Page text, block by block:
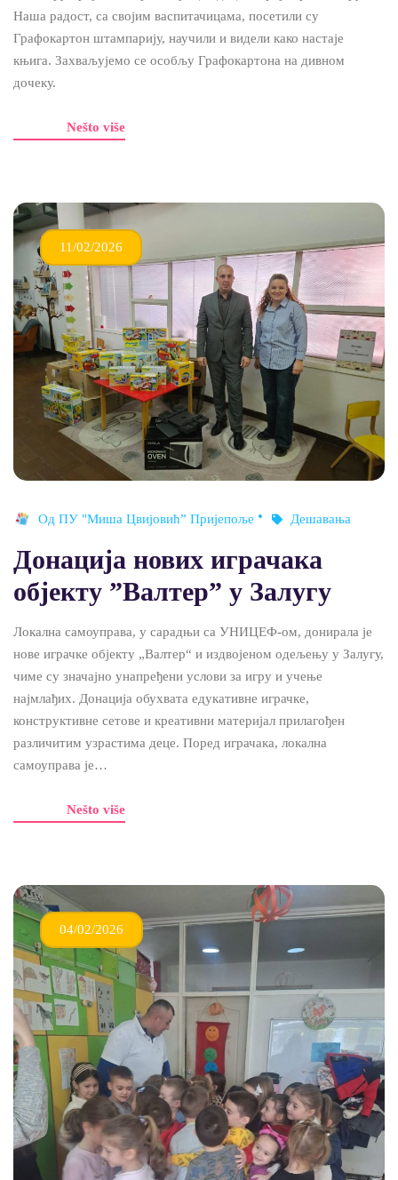
Наша радост, са својим васпитачицама, посетили су
Графокартон штампарију, научили и видели како настаје
књига. Захваљујемо се особљу Графокартона на дивном
дочеку.
Nešto više
11/02/2026
Од ПУ "Миша Цвијовић” Пријепоље Дешавања
Донација нових играчака
објекту ”Валтер” у Залугу
Локална самоуправа, у сарадњи са УНИЦЕФ-ом, донирала је
нове играчке објекту „Валтер“ и издвојеном одељењу у Залугу,
чиме су значајно унапређени услови за игру и учење
најмлађих. Донација обухвата едукативне играчке,
конструктивне сетове и креативни материјал прилагођен
различитим узрастима деце. Поред играчака, локална
самоуправа је…
Nešto više
04/02/2026